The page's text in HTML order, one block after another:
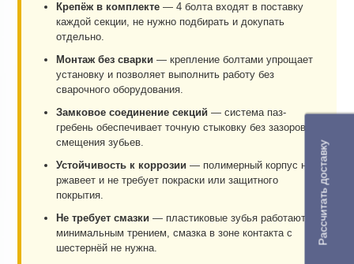
Крепёж в комплекте — 4 болта входят в поставку
каждой секции, не нужно подбирать и докупать
отдельно.
Монтаж без сварки — крепление болтами упрощает
установку и позволяет выполнить работу без
сварочного оборудования.
Замковое соединение секций — система паз-
гребень обеспечивает точную стыковку без зазоров и
смещения зубьев.
Устойчивость к коррозии — полимерный корпус не
ржавеет и не требует покраски или защитного
покрытия.
Не требует смазки — пластиковые зубья работают с
минимальным трением, смазка в зоне контакта с
шестернёй не нужна.
Рассчитать доставку